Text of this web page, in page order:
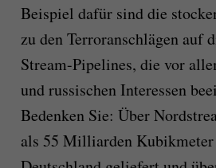
Beispiel dafür sind die
zu den Terroranschlägen auf
Stream-Pipelines, die vor
und russischen Interessen
Bedenken Sie: Über
als 55 Milliarden Kubikmeter